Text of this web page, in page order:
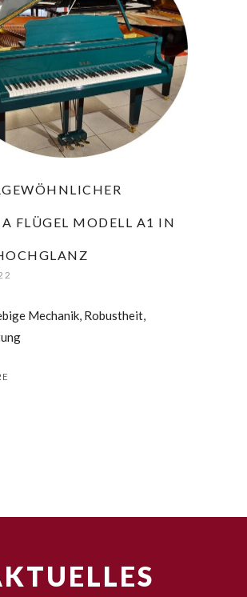
Y
MODELL A1 IN G
Mechanik, Robustheit,